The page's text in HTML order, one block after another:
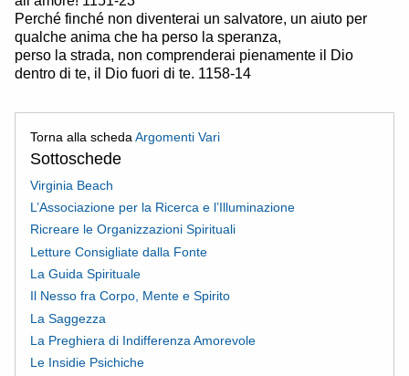
Perché finché non diventerai un salvatore, un aiuto per
qualche anima che ha perso la speranza,
perso la strada, non comprenderai pienamente il Dio
dentro di te, il Dio fuori di te. 1158-14
Torna alla scheda Argomenti Vari
Sottoschede
Virginia Beach
L’Associazione per la Ricerca e l’Illuminazione
Ricreare le Organizzazioni Spirituali
Letture Consigliate dalla Fonte
La Guida Spirituale
Il Nesso fra Corpo, Mente e Spirito
La Saggezza
La Preghiera di Indifferenza Amorevole
Le Insidie Psichiche